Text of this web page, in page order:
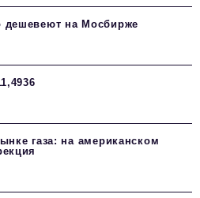
на Мосбирже
газа: на американском